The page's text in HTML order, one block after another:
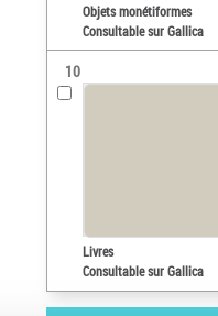
Objets monétiformes
Consultable sur Gallica
10
Livres
Consultable sur Gallica